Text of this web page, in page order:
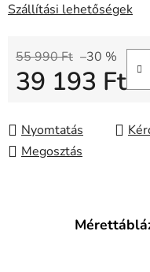
Szállítási lehetőségek
55 990 Ft –30 %
39 193 Ft
Nyomtatás
Megosztás